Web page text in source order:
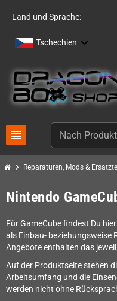
Land und Sprache:
Tschechien
view_headline
chevron_right Reparaturen, Mods &
Nintendo
Für GameCube findest Du
als Einbau- beziehungsweise
Angebote enthalten das
Auf der Produktseite stehen
Arbeitsumfang und die
werden nicht ohne